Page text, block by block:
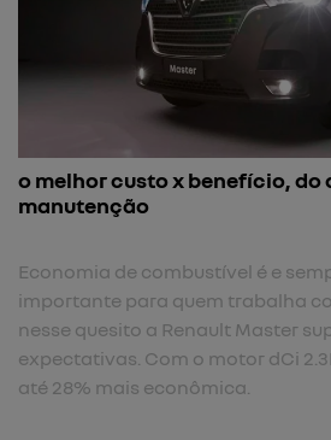
o melhor custo x benefício, do
manutenção
Economia de combustível é e
importante para quem trabalha
nesse quesito a Renault Master
expectativas. Com o motor dCi
até 28% mais econômica.​